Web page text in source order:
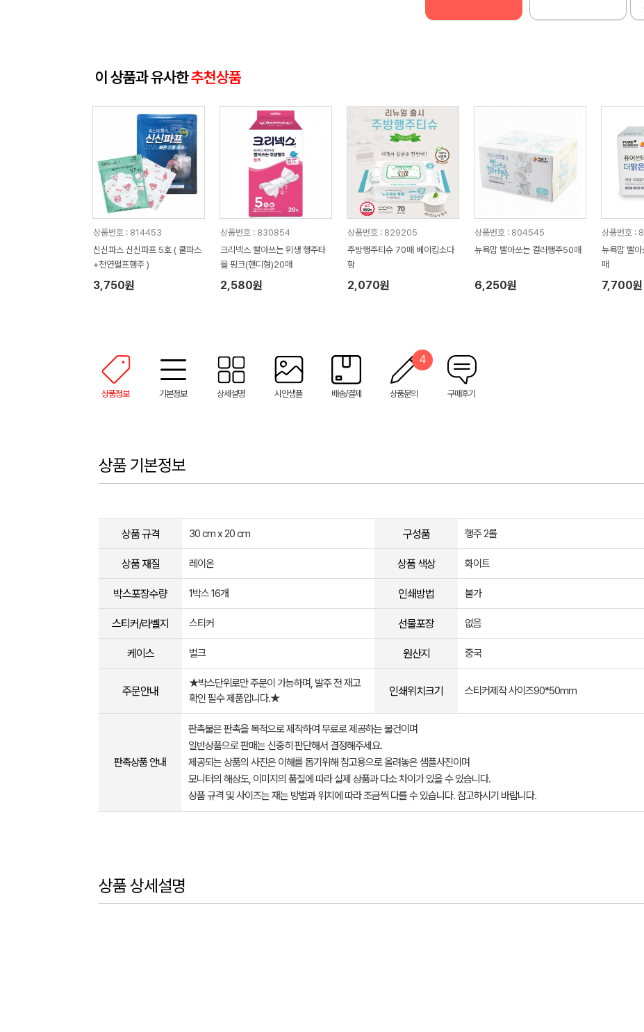
이 상품과 유사한추천상품
상품번호 : 814453
신신파스 신신파프 5호 ( 쿨파스
+천연펄프행주 )
3,750원
상품번호 : 830854
크리넥스 빨아쓰는 위생 행주타
올 핑크(핸디형)20매
2,580원
상품번호 : 829205
주방행주티슈 70매 베이킹소다
함
2,070원
상품번호 : 804545
뉴욕맘 빨아쓰는 컬러행주50매
6,250원
상품번호 :
뉴욕맘 빨
매
7,700원
상품정보 기본정보 상세설명 시안샘플 배송/결제 상품문의
4
구매후기
상품 기본정보
상품 규격 30 cm x 20 cm 구성품 행주 2롤
상품 재질 레이온 상품 색상 화이트
박스포장수량 1박스 16개 인쇄방법 불가
스티커/라벨지 스티커 선물포장 없음
케이스 벌크 원산지 중국
주문안내
★박스단위로만 주문이 가능하며, 발주 전 재고
확인 필수 제품입니다.★
인쇄위치크기 스티커제작 사이즈90*50mm
판촉상품 안내
판촉물은 판촉을 목적으로 제작하여 무료로 제공하는 물건이며
일반상품으로 판매는 신중히 판단해서 결정해주세요.
제공되는 상품의 사진은 이해를 돕기위해 참고용으로 올려놓은 샘플사진이며
모니터의 해상도, 이미지의 품질에 따라 실제 상품과 다소 차이가 있을 수 있습니다.
상품 규격 및 사이즈는 재는 방법과 위치에 따라 조금씩 다를 수 있습니다. 참고하시기 바랍니다.
상품 상세설명